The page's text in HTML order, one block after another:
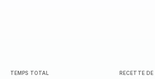
TEMPS TOTAL RECETTE DE